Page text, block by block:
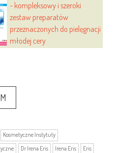
- kompleksowy i szeroki
zestaw preparatów
przeznaczonych do pielęgnacji
młodej cery
Kosmetyczne Instytuty
Dr Irena Eris Irena Eris
Eris